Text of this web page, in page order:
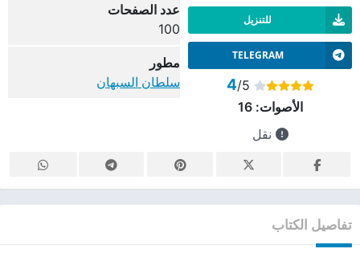
للتنزيل
TELEGRAM
4/5
الأصوات:16
نقل
عدد الصفحات
100
مطور
سلطان السبهان
تفاصيل الكتاب